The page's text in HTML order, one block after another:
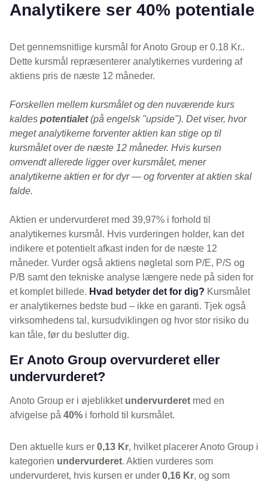
Analytikere ser 40% potentiale
Det gennemsnitlige kursmål for Anoto Group er 0.18 Kr..
Dette kursmål repræsenterer analytikernes vurdering af
aktiens pris de næste 12 måneder.
Forskellen mellem kursmålet og den nuværende kurs
kaldes potentialet(på engelsk "upside"). Det viser, hvor
meget analytikerne forventer aktien kan stige op til
kursmålet over de næste 12 måneder. Hvis kursen
omvendt allerede ligger over kursmålet, mener
analytikerne aktien er for dyr — og forventer at aktien skal
falde.
Aktien er undervurderet med 39,97% i forhold til
analytikernes kursmål. Hvis vurderingen holder, kan det
indikere et potentielt afkast inden for de næste 12
måneder. Vurder også aktiens nøgletal som P/E, P/S og
P/B samt den tekniske analyse længere nede på siden for
et komplet billede. Hvad betyder det for dig? Kursmålet
er analytikernes bedste bud – ikke en garanti. Tjek også
virksomhedens tal, kursudviklingen og hvor stor risiko du
kan tåle, før du beslutter dig.
Er Anoto Group overvurderet eller
undervurderet?
Anoto Group er i øjeblikket undervurderet med en
afvigelse på 40% i forhold til kursmålet.
Den aktuelle kurs er 0,13 Kr, hvilket placerer Anoto Group i
kategorien undervurderet. Aktien vurderes som
undervurderet, hvis kursen er under 0,16 Kr, og som